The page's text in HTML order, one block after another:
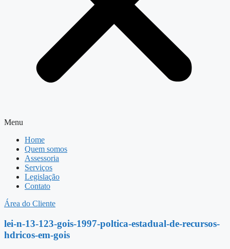
Menu
Home
Quem somos
Assessoria
Serviços
Legislação
Contato
Área do Cliente
lei-n-13-123-gois-1997-poltica-estadual-de-recursos-
hdricos-em-gois